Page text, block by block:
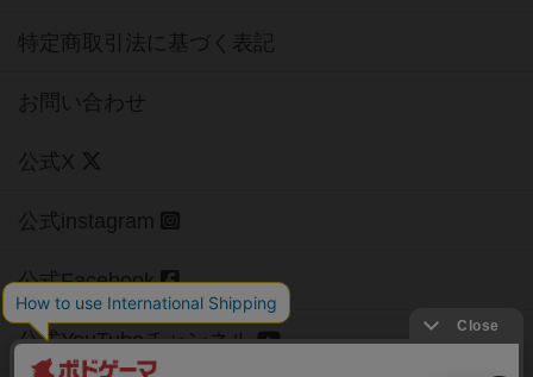
特定商取引法に基づく表記
お問い合わせ
公式X
公式instagram
公式Facebook
公式YouTubeチャンネル